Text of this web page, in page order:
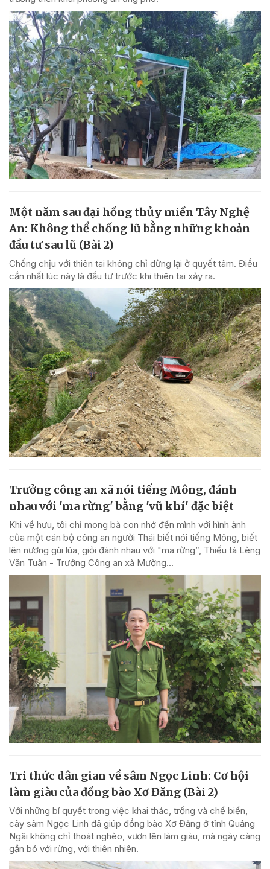
Một năm sau đại hồng thủy miền Tây Nghệ
An: Không thể chống lũ bằng những khoản
đầu tư sau lũ (Bài 2)
Chống chịu với thiên tai không chỉ dừng lại ở quyết tâm. Điều
cần nhất lúc này là đầu tư trước khi thiên tai xảy ra.
Trưởng công an xã nói tiếng Mông, đánh
nhau với 'ma rừng' bằng 'vũ khí' đặc biệt
Khi về hưu, tôi chỉ mong bà con nhớ đến mình với hình ảnh
của một cán bộ công an người Thái biết nói tiếng Mông, biết
lên nương gùi lúa, giỏi đánh nhau với "ma rừng”, Thiếu tá Lèng
Văn Tuân - Trưởng Công an xã Mường...
Tri thức dân gian về sâm Ngọc Linh: Cơ hội
làm giàu của đồng bào Xơ Đăng (Bài 2)
Với những bí quyết trong việc khai thác, trồng và chế biến,
cây sâm Ngọc Linh đã giúp đồng bào Xơ Đăng ở tỉnh Quảng
Ngãi không chỉ thoát nghèo, vươn lên làm giàu, mà ngày càng
gắn bó với rừng, với thiên nhiên.